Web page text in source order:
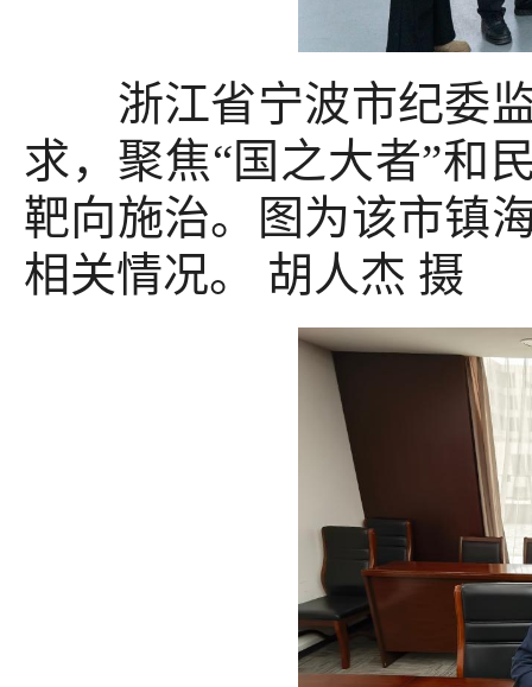
浙江省宁波市纪委监
求，聚焦“国之大者”和
靶向施治。图为该市镇
相关情况。 胡人杰 摄